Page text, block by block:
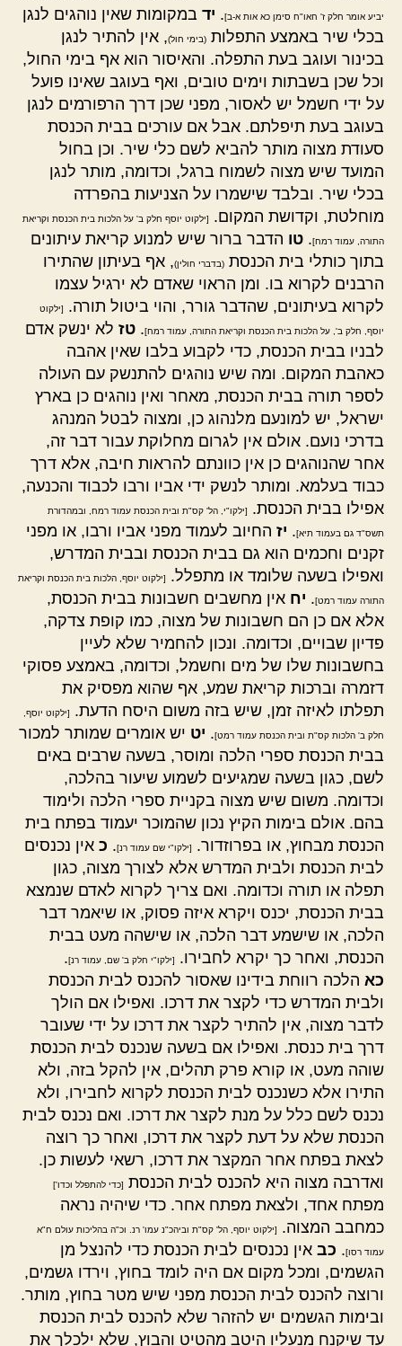
יביע אומר חלק ז' חאו"ח סימן כא אות א-ב]. יד במקומות שאין נוהגים לנגן
בכלי שיר באמצע התפלות (בימי חול), אין להתיר לנגן
בכינור ועוגב בעת התפלה. והאיסור הוא אף בימי החול,
וכל שכן בשבתות וימים טובים, ואף בעוגב שאינו פועל
על ידי חשמל יש לאסור, מפני שכן דרך הרפורמים לנגן
בעוגב בעת תיפלתם. אבל אם עורכים בבית הכנסת
סעודת מצוה מותר להביא לשם כלי שיר. וכן בחול
המועד שיש מצוה לשמוח ברגל, וכדומה, מותר לנגן
בכלי שיר. ובלבד שישמרו על הצניעות בהפרדה
מוחלטת, וקדושת המקום.
[ילקוט יוסף חלק ב' על הלכות בית הכנסת וקריאת
התורה, עמוד רמח]. טו הדבר ברור שיש למנוע קריאת עיתונים
בתוך כותלי בית הכנסת (בדברי חולין), אף בעיתון שהתירו
הרבנים לקרוא בו. ומן הראוי שאדם לא ירגיל עצמו
לקרוא בעיתונים, שהדבר גורר, והוי ביטול תורה.
[ילקוט
יוסף, חלק ב', על הלכות בית הכנסת וקריאת התורה, עמוד רמח]. טז לא ינשק אדם
לבניו בבית הכנסת, כדי לקבוע בלבו שאין אהבה
כאהבת המקום. ומה שיש נוהגים להתנשק עם העולה
לספר תורה בבית הכנסת, מאחר ואין נוהגים כן בארץ
ישראל, יש למונעם מלנהוג כן, ומצוה לבטל המנהג
בדרכי נועם. אולם אין לגרום מחלוקת עבור דבר זה,
אחר שהנוהגים כן אין כוונתם להראות חיבה, אלא דרך
כבוד בעלמא. ומותר לנשק ידי אביו ורבו לכבוד והכנעה,
אפילו בבית הכנסת.
[ילקו"י, הל' קס"ת ובית הכנסת עמוד רמח, ובמהדורת
תשס"ד גם בעמוד תיא]. יז החיוב לעמוד מפני אביו ורבו, או מפני
זקנים וחכמים הוא גם בבית הכנסת ובבית המדרש,
ואפילו בשעה שלומד או מתפלל.
[ילקוט יוסף, הלכות בית הכנסת וקריאת
התורה עמוד רמט]. יח אין מחשבים חשבונות בבית הכנסת,
אלא אם כן הם חשבונות של מצוה, כמו קופת צדקה,
פדיון שבויים, וכדומה. ונכון להחמיר שלא לעיין
בחשבונות שלו של מים וחשמל, וכדומה, באמצע פסוקי
דזמרה וברכות קריאת שמע, אף שהוא מפסיק את
תפלתו לאיזה זמן, שיש בזה משום היסח הדעת.
[ילקוט יוסף,
חלק ב' הלכות קס"ת ובית הכנסת עמוד רמט]. יט יש אומרים שמותר למכור
בבית הכנסת ספרי הלכה ומוסר, בשעה שרבים באים
לשם, כגון בשעה שמגיעים לשמוע שיעור בהלכה,
וכדומה. משום שיש מצוה בקניית ספרי הלכה ולימוד
בהם. אולם בימות הקיץ נכון שהמוכר יעמוד בפתח בית
הכנסת מבחוץ, או בפרוזדור.
[ילקו"י שם עמוד רנ]. כ אין נכנסים
לבית הכנסת ולבית המדרש אלא לצורך מצוה, כגון
תפלה או תורה וכדומה. ואם צריך לקרוא לאדם שנמצא
בבית הכנסת, יכנס ויקרא איזה פסוק, או שיאמר דבר
הלכה, או שישמע דבר הלכה, או שישהה מעט בבית
הכנסת, ואחר כך יקרא לחבירו.
[ילקו"י חלק ב' שם, עמוד רנ].
כא הלכה רווחת בידינו שאסור להכנס לבית הכנסת
ולבית המדרש כדי לקצר את דרכו. ואפילו אם הולך
לדבר מצוה, אין להתיר לקצר את דרכו על ידי שעובר
דרך בית כנסת. ואפילו אם בשעה שנכנס לבית הכנסת
שוהה מעט, או קורא פרק תהלים, אין להקל בזה, ולא
התירו אלא כשנכנס לבית הכנסת לקרוא לחבירו, ולא
נכנס לשם כלל על מנת לקצר את דרכו. ואם נכנס לבית
הכנסת שלא על דעת לקצר את דרכו, ואחר כך רוצה
לצאת בפתח אחר המקצר את דרכו, רשאי לעשות כן.
ואדרבה מצוה היא להכנס לבית הכנסת [כדי להתפלל וכדו']
מפתח אחד, ולצאת מפתח אחר. כדי שיהיה נראה
כמחבב המצוה.
[ילקוט יוסף, הל' קס"ת וביהכ"נ עמו' רנ. וכ"ה בהליכות עולם ח"א
עמוד רסו]. כב אין נכנסים לבית הכנסת כדי להנצל מן
הגשמים, ומכל מקום אם היה לומד בחוץ, וירדו גשמים,
ורוצה להכנס לבית הכנסת מפני שיש מטר בחוץ, מותר.
ובימות הגשמים יש להזהר שלא להכנס לבית הכנסת
עד שיקנח מנעליו היטב מהטיט והבוץ, שלא ילכלך את